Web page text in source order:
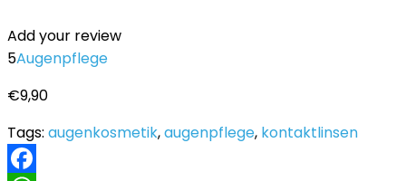
Add your review
5Augenpflege
€9,90
Tags: augenkosmetik,augenpflege, kontaktlinsen